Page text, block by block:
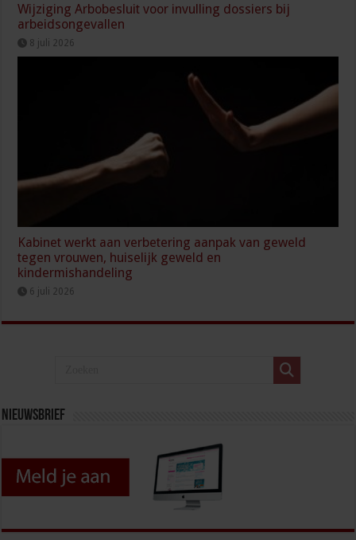
Wijziging Arbobesluit voor invulling dossiers bij
arbeidsongevallen
8 juli 2026
Kabinet werkt aan verbetering aanpak van geweld
tegen vrouwen, huiselijk geweld en
kindermishandeling
6 juli 2026
Nieuwsbrief